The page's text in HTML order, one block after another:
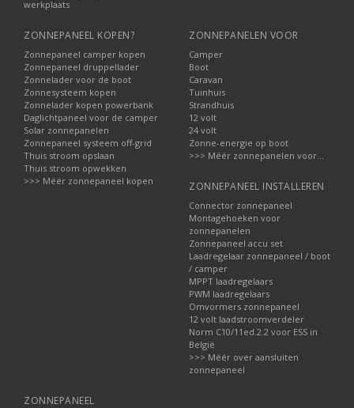
werkplaats
ZONNEPANEEL KOPEN?
Zonnepaneel camper kopen
Zonnepaneel druppellader
Zonnelader voor de boot
Zonnesysteem kopen
Zonnelader kopen powerbank
Daglichtpaneel voor de camper
Solar zonnepanelen
Zonnepaneel systeem off-grid
Thuis stroom opslaan
Thuis stroom opwekken
>>> Méér zonnepaneel kopen
ZONNEPANELEN VOOR
Camper
Boot
Caravan
Tuinhuis
Strandhuis
12 volt
24 volt
Zonne-energie op boot
>>> Méér zonnepanelen voor...
ZONNEPANEEL INSTALLEREN
Connector zonnepaneel
Montagehoeken voor
zonnepanelen
Zonnepaneel accu set
Laadregelaar zonnepaneel / boot
/ camper
MPPT laadregelaars
PWM laadregelaars
Omvormers zonnepaneel
12 volt laadstroomverdeler
Norm C10/11ed.2.2 voor ESS in
België
>>> Méér over aansluiten
zonnepaneel
ZONNEPANEEL